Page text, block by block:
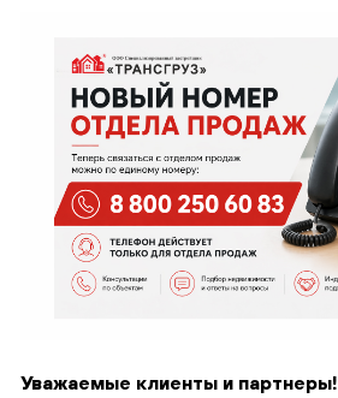
Уважаемые клиенты и партнеры!
Обратная связь
Заявка на звонок